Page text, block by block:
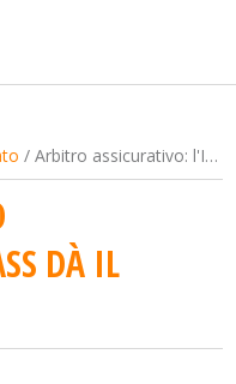
/ Arbitro assicurativo: l'Ivass dà il fischio d'inizio
DÀ IL